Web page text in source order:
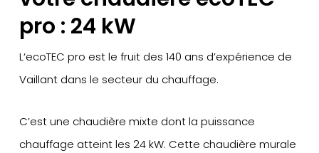
pro : 24 kW
L‘ecoTEC pro est le fruit des 140 ans d’expérience de
Vaillant dans le secteur du chauffage.
C’est une chaudière mixte dont la puissance
chauffage atteint les 24 kW. Cette chaudière murale